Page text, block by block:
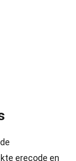
erecode en